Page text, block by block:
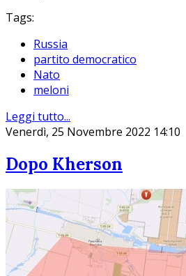
Tags:
Russia
partito democratico
Nato
meloni
Leggi tutto...
Venerdì, 25 Novembre 2022 14:10
Dopo Kherson